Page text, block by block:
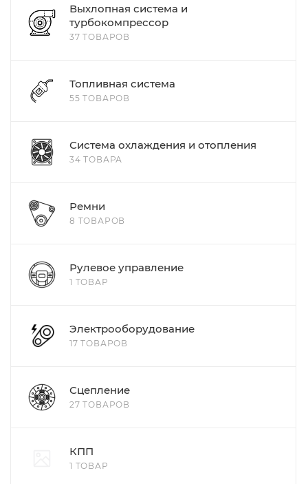
Выхлопная система и
турбокомпрессор
37 ТОВАРОВ
Топливная система
55 ТОВАРОВ
Система охлаждения и отопления
34 ТОВАРА
Ремни
8 ТОВАРОВ
Рулевое управление
1 ТОВАР
Электрооборудование
17 ТОВАРОВ
Сцепление
27 ТОВАРОВ
КПП
1 ТОВАР